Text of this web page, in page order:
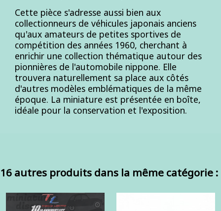
Cette pièce s'adresse aussi bien aux
collectionneurs de véhicules japonais anciens
qu'aux amateurs de petites sportives de
compétition des années 1960, cherchant à
enrichir une collection thématique autour des
pionnières de l'automobile nippone. Elle
trouvera naturellement sa place aux côtés
d'autres modèles emblématiques de la même
époque. La miniature est présentée en boîte,
idéale pour la conservation et l'exposition.
16 autres produits dans la même catégorie :